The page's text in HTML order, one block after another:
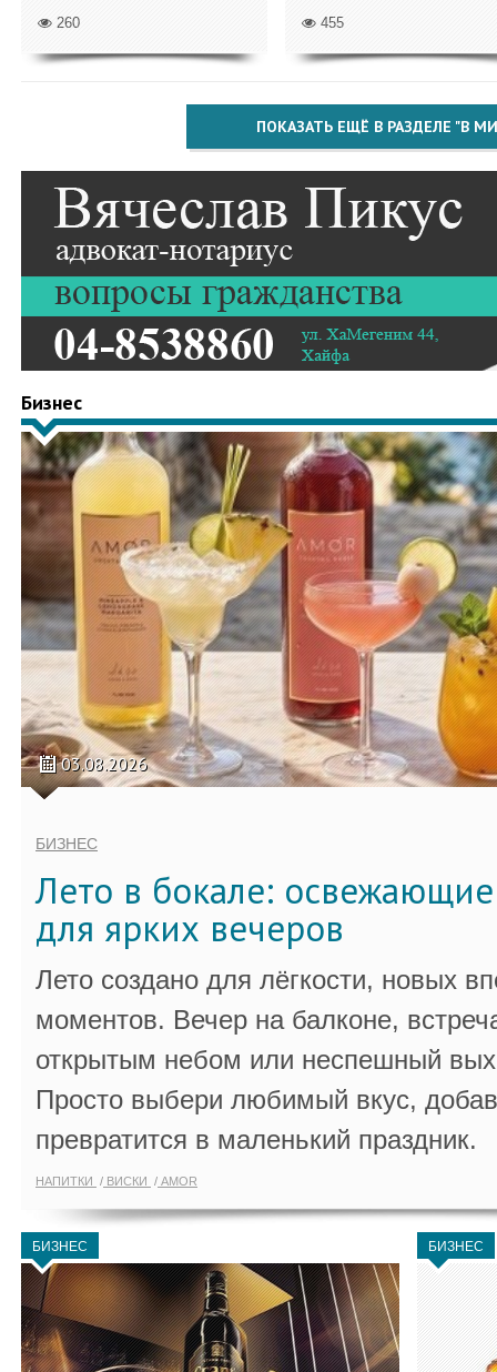
260 455
ПОКАЗАТЬ ЕЩЁ В РАЗДЕЛЕ "В
Бизнес
03.08.2026
БИЗНЕС
Лето в бокале:
для ярких вечеров
Лето создано для лёгкости, новых
моментов. Вечер на балконе,
открытым небом или неспешный
Просто выбери любимый вкус,
превратится в маленький праздник.
НАПИТКИ ВИСКИ AMOR
БИЗНЕС БИЗНЕС